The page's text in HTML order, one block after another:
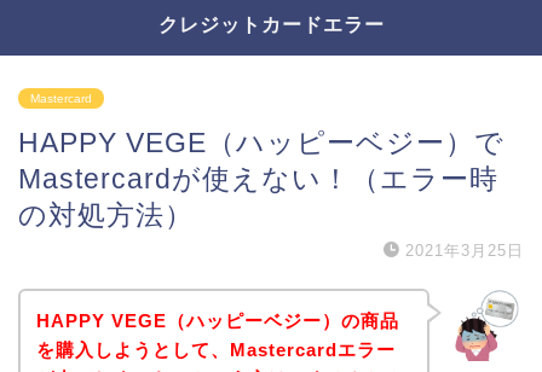
クレジットカードエラー
Mastercard
HAPPY VEGE（ハッピーベジー）で
Mastercardが使えない！（エラー時
の対処方法）
2021年3月25日
HAPPY VEGE（ハッピーベジー）の商品
を購入しようとして、Mastercardエラー